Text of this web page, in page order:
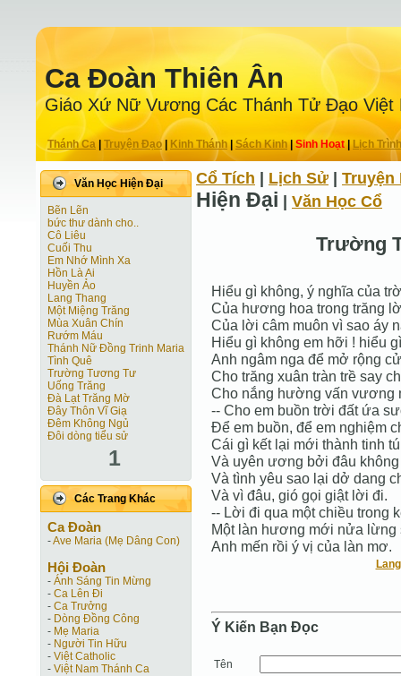
Ca Ðoàn Thiên Ân
Giáo Xứ Nữ Vương Các Thánh Tử Ðạo Việt
Thánh Ca Truyện Ðạo| Kinh Thánh Sách Kinh|Sinh Hoạt| Lịch Trình
Văn Học Hiện Ðại
Bẽn Lẽn
bức thư dành cho..
Cô Liêu
Cuối Thu
Em Nhớ Mình Xa
Hồn Là Ai
Huyền Ảo
Lang Thang
Một Miệng Trăng
Mùa Xuân Chín
Rướm Máu
Thánh Nữ Đồng Trinh Maria
Tình Quê
Trường Tương Tư
Uống Trăng
Đà Lạt Trăng Mờ
Đây Thôn Vĩ Giạ
Đêm Không Ngủ
Đôi dòng tiểu sử
1
Các Trang Khác
Ca Ðoàn
-Ave Maria (Mẹ Dâng Con)
Hội Ðoàn
- Ánh Sáng Tin Mừng
- Ca Lên Đi
- Ca Trưởng
- Dòng Đồng Công
- Mẹ Maria
- Người Tin Hữu
- Việt Catholic
- Việt Nam Thánh Ca
Cổ Tích Lịch Sử Truyện
Hiện Ðại Văn Học Cổ
Trường
Hiểu gì không, ý nghĩa của
Của hương hoa trong trăng
Của lời câm muôn vì sao áy
Hiểu gì không em hỡi ! hiểu
Anh ngâm nga để mở rộng
Cho trăng xuân tràn trề say
Cho nắng hường vấn vương
-- Cho em buồn trời đất ứa
Để em buồn, để em nghiệm
Cái gì kết lại mới thành tinh
Và uyên ương bởi đâu không
Và tình yêu sao lại dở dang
Và vì đâu, gió gọi giật lời đi.
-- Lời đi qua một chiều trong
Một làn hương mới nửa lừng
Anh mến rồi ý vị của làn mơ.
Ý Kiến Bạn Ðọc
Tên